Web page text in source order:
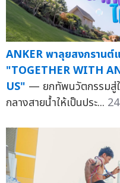
ANKER พาลุยสงกราน
"TOGETHER WITH
US" — ยกทัพนวัตกรรมสู่ใ
กลางสายน้ำให้เป็นประ...